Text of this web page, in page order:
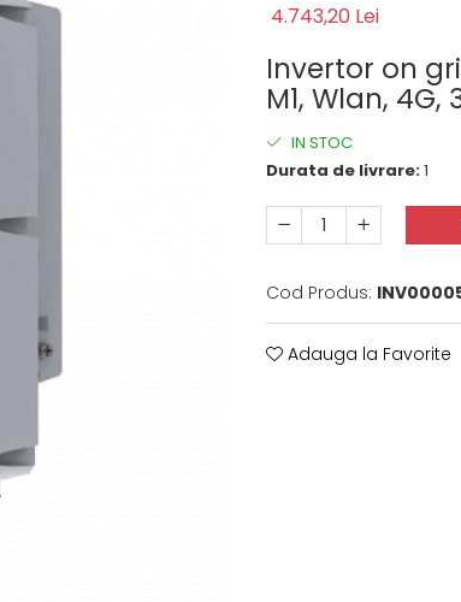
4.743,20 Lei
Invertor on
M1, Wlan,
IN STOC
Durata de livrare:1
Cod Produs:
Adauga la Favorite